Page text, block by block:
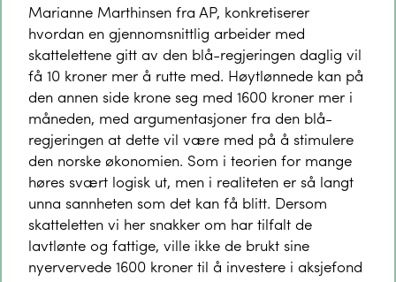
Marianne Marthinsen fra AP, konkretiserer
hvordan en gjennomsnittlig arbeider med
skattelettene gitt av den blå-regjeringen daglig vil
få 10 kroner mer å rutte med. Høytlønnede kan på
den annen side krone seg med 1600 kroner mer i
måneden, med argumentasjoner fra den blå-
regjeringen at dette vil være med på å stimulere
den norske økonomien. Som i teorien for mange
høres svært logisk ut, men i realiteten er så langt
unna sannheten som det kan få blitt. Dersom
skatteletten vi her snakker om har tilfalt de
lavtlønte og fattige, ville ikke de brukt sine
nyervervede 1600 kroner til å investere i aksjefond